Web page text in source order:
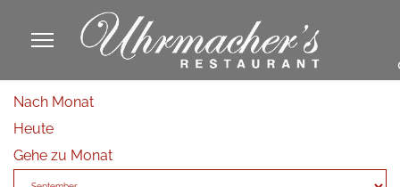
Nach Monat
Heute
Gehe zu Monat